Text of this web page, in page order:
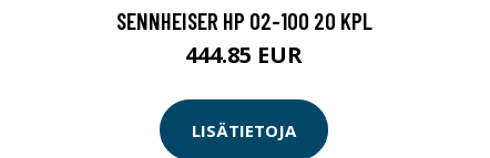
SENNHEISER HP 02-100 20 KPL
444.85 EUR
LISÄTIETOJA